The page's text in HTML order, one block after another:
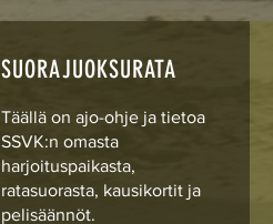
SUORAJUOKSURATA
Täällä on ajo-ohje ja tietoa
SSVK:n omasta
harjoituspaikasta,
ratasuorasta, kausikortit ja
pelisäännöt.